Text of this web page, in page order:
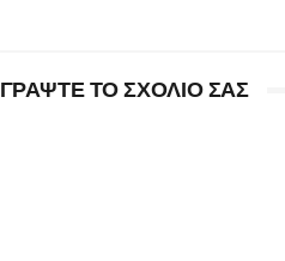
ΓΡΑΨΤΕ ΤΟ ΣΧΟΛΙΟ ΣΑΣ